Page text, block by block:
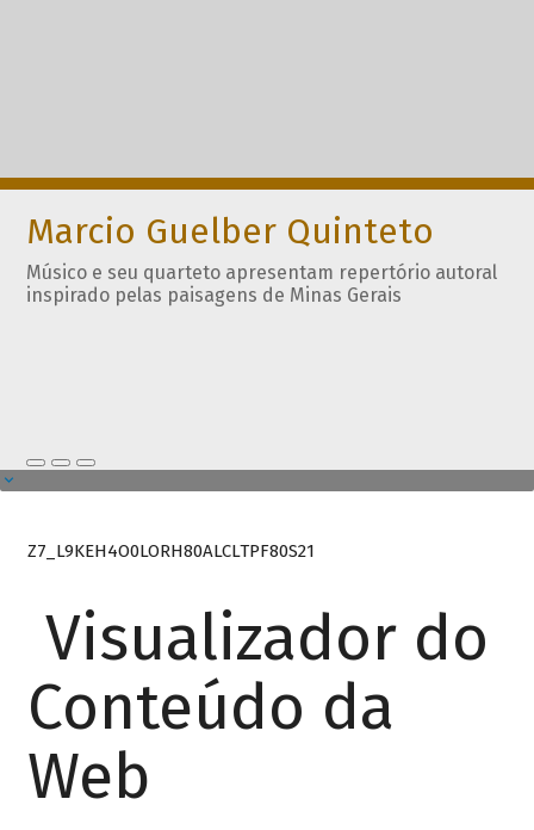
Marcio Guelber Quinteto
Músico e seu quarteto apresentam repertório autoral
inspirado pelas paisagens de Minas Gerais
Z7_L9KEH4O0LORH80ALCLTPF80S21
Visualizador do
Conteúdo da
Web